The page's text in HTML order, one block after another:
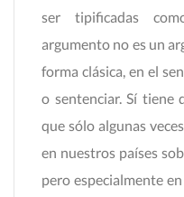
ser tipificadas
argumento no es un
forma clásica, en el
o sentenciar. Sí tiene
que sólo algunas
en nuestros países
pero especialmente